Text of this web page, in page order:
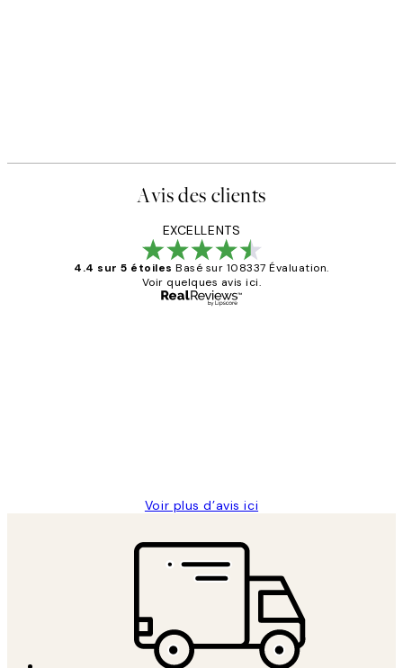
Avis des clients
EXCELLENTS
4.4 sur 5 étoiles Basé sur 108337 Évaluation.
Voir quelques avis ici.
Voir plus d’avis ici